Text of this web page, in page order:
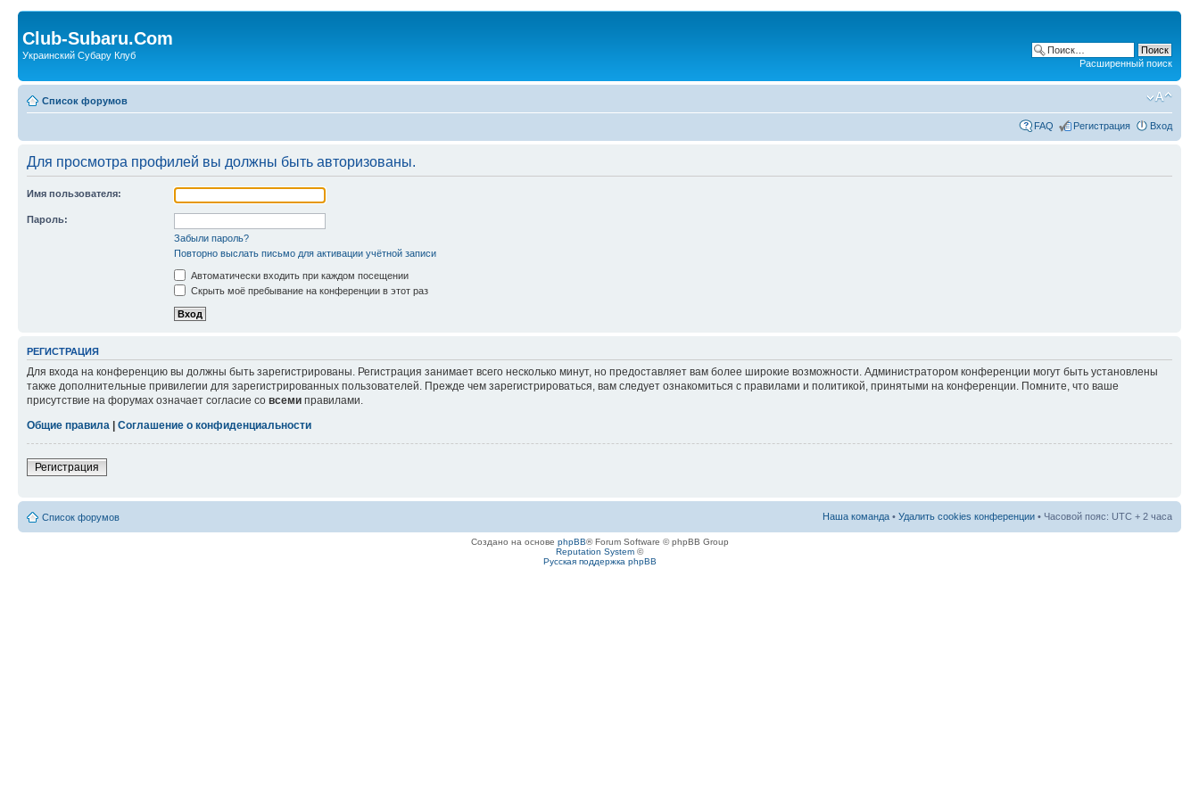
Club-Subaru.Com
Украинский Субару Клуб
Расширенный поиск
Список форумов
FAQ Регистрация Вход
Для просмотра профилей вы должны быть авторизованы.
Имя пользователя:
Пароль:
Забыли пароль?
Повторно выслать письмо для активации учётной записи
Автоматически входить при каждом посещении
Скрыть моё пребывание на конференции в этот раз
РЕГИСТРАЦИЯ
Для входа на конференцию вы должны быть зарегистрированы. Регистрация занимает всего несколько минут, но предоставляет вам более широкие возможности. Администратором конференции могут быть установлены
также дополнительные привилегии для зарегистрированных пользователей. Прежде чем зарегистрироваться, вам следует ознакомиться с правилами и политикой, принятыми на конференции. Помните, что ваше
присутствие на форумах означает согласие со всеми правилами.
Общие правила
Соглашение о конфиденциальности
Регистрация
Список форумов Наша команда • Удалить cookies конференции • Часовой пояс: UTC + 2 часа
Создано на основе phpBB® Forum Software © phpBB Group
Reputation System ©
Русская поддержка phpBB